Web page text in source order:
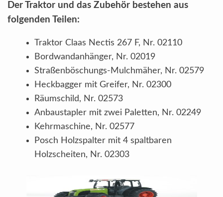
Der Traktor und das Zubehör bestehen aus
folgenden Teilen:
Traktor Claas Nectis 267 F, Nr. 02110
Bordwandanhänger, Nr. 02019
Straßenböschungs-Mulchmäher, Nr. 02579
Heckbagger mit Greifer, Nr. 02300
Räumschild, Nr. 02573
Anbaustapler mit zwei Paletten, Nr. 02249
Kehrmaschine, Nr. 02577
Posch Holzspalter mit 4 spaltbaren
Holzscheiten, Nr. 02303